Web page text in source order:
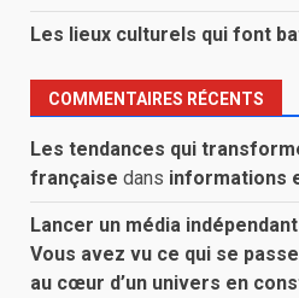
Les lieux culturels qui font
COMMENTAIRES RÉCENTS
Les tendances qui
française dans informations
Lancer un média
Vous avez vu ce qui se
au cœur d’un univers en